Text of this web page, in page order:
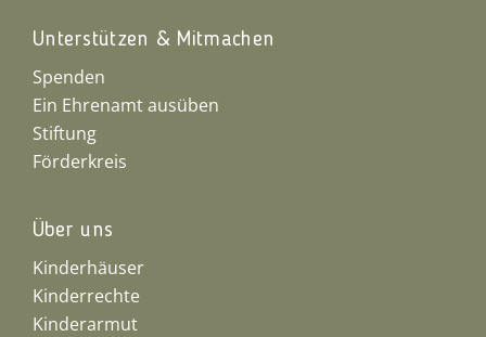
Unterstützen & Mitmachen
Spenden
Ein Ehrenamt ausüben
Stiftung
Förderkreis
Über uns
Kinderhäuser
Kinderrechte
Kinderarmut